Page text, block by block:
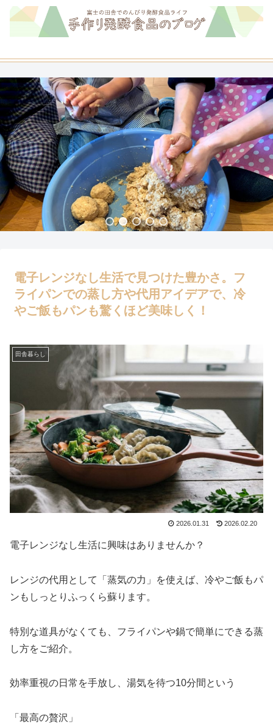
電子レンジなし生活で見つけた豊かさ。フ
ライパンでの蒸し方や代用アイデアで、冷
やご飯もパンも驚くほど美味しく！
田舎暮らし
2026.01.31 2026.02.20
電子レンジなし生活に興味はありませんか？
レンジの代用として「蒸気の力」を使えば、冷やご飯もパ
ンもしっとりふっくら蘇ります。
特別な道具がなくても、フライパンや鍋で簡単にできる蒸
し方をご紹介。
効率重視の日常を手放し、湯気を待つ10分間という
「最高の贅沢」